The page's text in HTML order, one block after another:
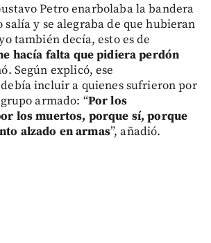
Petro enarbolaba la bandera
salía y se alegraba de que hubieran
también decía, esto es de
hacía falta que pidiera perdón
Según explicó, ese
incluir a quienes sufrieron por
armado: “Por los
los muertos, porque sí, porque
alzado en armas”, añadió.